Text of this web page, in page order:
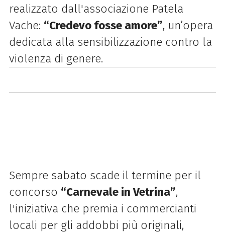
realizzato dall'associazione Patela
Vache: “Credevo fosse amore”, un’opera
dedicata alla sensibilizzazione contro la
violenza di genere.
Sempre sabato scade il termine per il
concorso “Carnevale in Vetrina”,
l'iniziativa che premia i commercianti
locali per gli addobbi più originali,